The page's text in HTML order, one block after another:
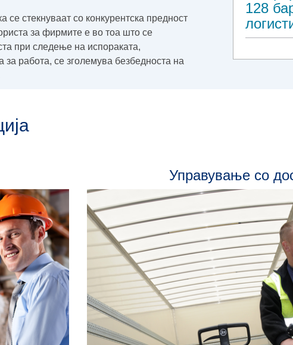
стекнуваат со конкурентска предност
за фирмите е во тоа што се
при следење на испораката,
работа, се зголемува безбедноста на
128
Управување со